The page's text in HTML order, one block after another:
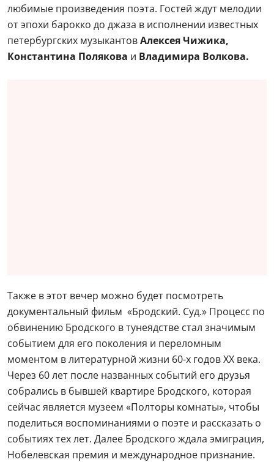
любимые произведения поэта. Гостей ждут мелодии
от эпохи барокко до джаза в исполнении известных
петербургских музыкантовАлексея Чижика,
Константина Полякова и Владимира Волкова.
Также в этот вечер можно будет посмотреть
документальный фильм «Бродский. Суд.» Процесс по
обвинению Бродского в тунеядстве стал значимым
событием для его поколения и переломным
моментом в литературной жизни 60-х годов XX века.
Через 60 лет после названных событий его друзья
собрались в бывшей квартире Бродского, которая
сейчас является музеем «Полторы комнаты», чтобы
поделиться воспоминаниями о поэте и рассказать о
событиях тех лет. Далее Бродского ждала эмиграция,
Нобелевская премия и международное признание.